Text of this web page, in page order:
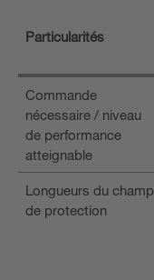
Particularités
Commande
nécessaire / niveau
de performance
atteignable
Longueurs du champ
de protection